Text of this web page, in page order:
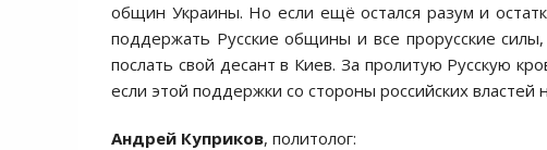
общин Украины. Но если ещё остался разум и
поддержать Русские общины и все прорусские
послать свой десант в Киев. За пролитую Русскую
если этой поддержки со стороны российских
Андрей Куприков, политолог: